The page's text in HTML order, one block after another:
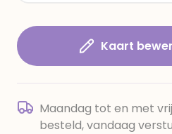
Kaart
Maandag tot en met
besteld, vandaag